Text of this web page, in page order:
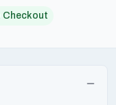
Checkout